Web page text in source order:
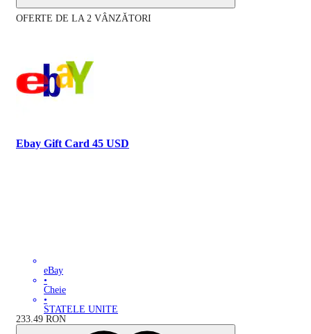
OFERTE DE LA 2 VÂNZĂTORI
Ebay Gift Card 45 USD
eBay
•
Cheie
•
STATELE UNITE
233.49 RON